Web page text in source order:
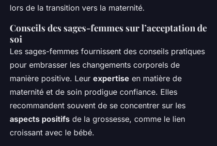
lors de la transition vers la maternité.
Conseils des sages-femmes sur l’acceptation de
soi
Les sages-femmes fournissent des conseils pratiques
pour embrasser les changements corporels de
manière positive. Leur expertise en matière de
maternité et de soin prodigue confiance. Elles
recommandent souvent de se concentrer sur les
aspects positifs de la grossesse, comme le lien
croissant avec le bébé.